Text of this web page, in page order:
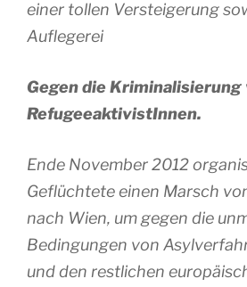
einer tollen Versteigerung
Auflegerei
Gegen die Kriminalisierung
RefugeeaktivistInnen.
Ende November 2012
Geflüchtete einen Marsch
nach Wien, um gegen die
Bedingungen von
und den restlichen